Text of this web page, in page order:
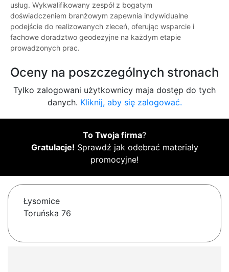
usług. Wykwalifikowany zespół z bogatym
doświadczeniem branżowym zapewnia indywidualne
podejście do realizowanych zleceń, oferując wsparcie i
fachowe doradztwo geodezyjne na każdym etapie
prowadzonych prac.
Oceny na poszczególnych stronach
Tylko zalogowani użytkownicy maja dostęp do tych
danych. Kliknij, aby się zalogować.
To Twoja firma?
Gratulacje! Sprawdź jak odebrać materiały
promocyjne!
Łysomice
Toruńska 76